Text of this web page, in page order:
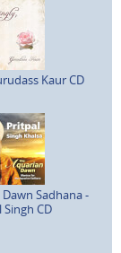
Kaur CD
Sadhana -
CD